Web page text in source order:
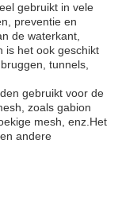
gebruikt in vele
preventie en
de waterkant,
is het ook geschikt
tunnels,
gebruikt voor de
zoals gabion
mesh, enz.Het
andere